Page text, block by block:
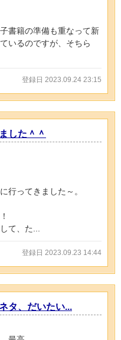
書籍の準備も重なって新
いるのですが、そちら
登録日 2023.09.24 23:15
した＾＾
行ってきました～。
て、た...
登録日 2023.09.23 14:44
タ、だいたい...